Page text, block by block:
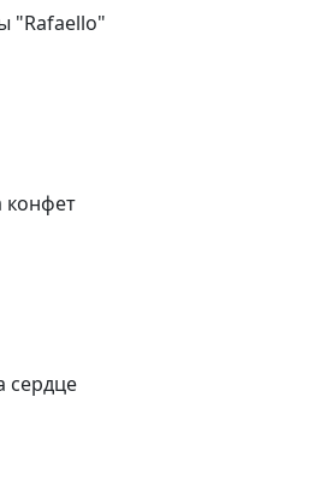
"Rafaello"
конфет
сердце